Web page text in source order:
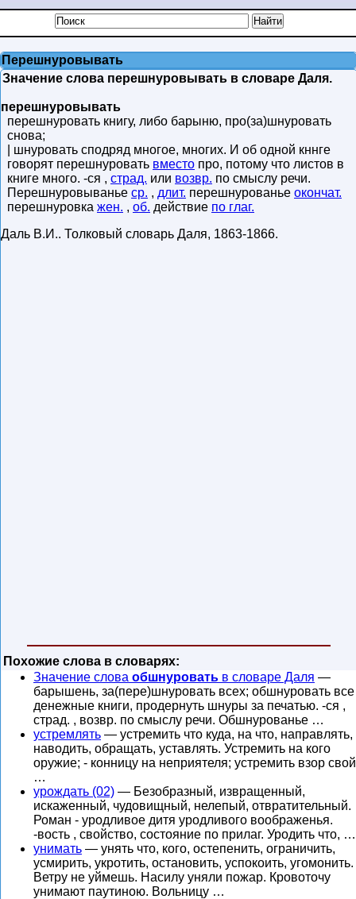
Перешнуровывать
Значение слова перешнуровывать в словаре Даля.
перешнуровывать
перешнуровать книгу, либо барыню, про(за)шнуровать
снова;
| шнуровать сподряд многое, многих. И об одной кннге
говорят перешнуровать вместо про, потому что листов в
книге много. -ся , страд. или возвр. по смыслу речи.
Перешнуровыванье ср. , длит. перешнурованье окончат.
перешнуровка жен. , об. действие по глаг.
Даль В.И.. Толковый словарь Даля, 1863-1866.
Похожие слова в словарях:
Значение слова обшнуровать в словаре Даля —
барышень, за(пере)шнуровать всех; обшнуровать все
денежные книги, продернуть шнуры за печатью. -ся ,
страд. , возвр. по смыслу речи. Обшнурованье …
устремлять — устремить что куда, на что, направлять,
наводить, обращать, уставлять. Устремить на кого
оружие; - конницу на неприятеля; устремить взор свой
…
урождать (02) — Безобразный, извращенный,
искаженный, чудовищный, нелепый, отвратительный.
Роман - уродливое дитя уродливого воображенья.
-вость , свойство, состояние по прилаг. Уродить что, …
унимать — унять что, кого, остепенить, ограничить,
усмирить, укротить, остановить, успокоить, угомонить.
Ветру не уймешь. Насилу уняли пожар. Кровоточу
унимают паутиною. Вольницу …